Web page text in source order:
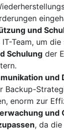
und
Team, um
Schulung der
und
Backup-
enorm zur
und
, da